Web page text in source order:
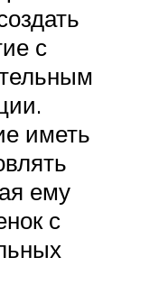
с
иметь
ему
с